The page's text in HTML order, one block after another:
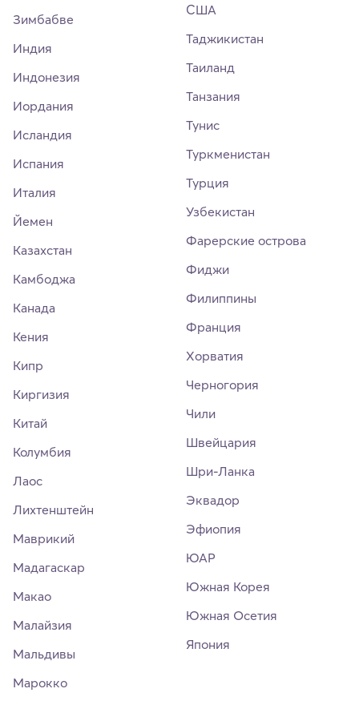
Зимбабве
Индия
Индонезия
Иордания
Исландия
Испания
Италия
Йемен
Казахстан
Камбоджа
Канада
Кения
Кипр
Киргизия
Китай
Колумбия
Лаос
Лихтенштейн
Маврикий
Мадагаскар
Макао
Малайзия
Мальдивы
Марокко
США
Таджикистан
Таиланд
Танзания
Тунис
Туркменистан
Турция
Узбекистан
Фарерские острова
Фиджи
Филиппины
Франция
Хорватия
Черногория
Чили
Швейцария
Шри-Ланка
Эквадор
Эфиопия
ЮАР
Южная Корея
Южная Осетия
Япония